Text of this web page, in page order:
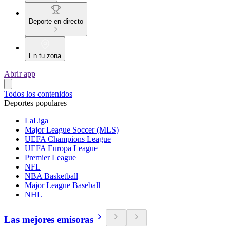
Deporte en directo
En tu zona
Abrir app
Todos los contenidos
Deportes populares
LaLiga
Major League Soccer (MLS)
UEFA Champions League
UEFA Europa League
Premier League
NFL
NBA Basketball
Major League Baseball
NHL
Las mejores emisoras